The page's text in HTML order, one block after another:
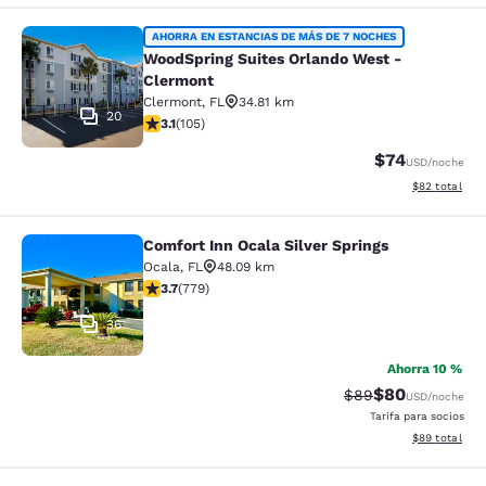
WoodSpring Suites Orlando West -
20
AHORRA EN ESTANCIAS DE MÁS DE 7 NOCHES
WoodSpring Suites Orlando West -
Clermont
Clermont, FL
34.81 km
Calificación de 3.13 estrellas. Bueno. 105 reseñas
3.1(105)
$74USD/noche
Ver detalles
$82 total
Comfort Inn Ocala Silver Springs
36
Comfort Inn Ocala Silver Springs
Ocala, FL
48.09 km
Calificación de 3.73 estrellas. Bueno. 779 reseñas
3.7(779)
Ahorra 10 %
Tarifa tachada:
$89Tarifa
$80USD/noche
Tarifa para socios
Ver detalles
$89 total